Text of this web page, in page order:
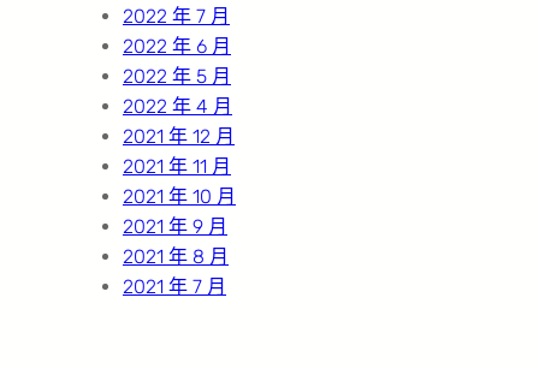
2022 年 7 月
2022 年 6 月
2022 年 5 月
2022 年 4 月
2021 年 12 月
2021 年 11 月
2021 年 10 月
2021 年 9 月
2021 年 8 月
2021 年 7 月